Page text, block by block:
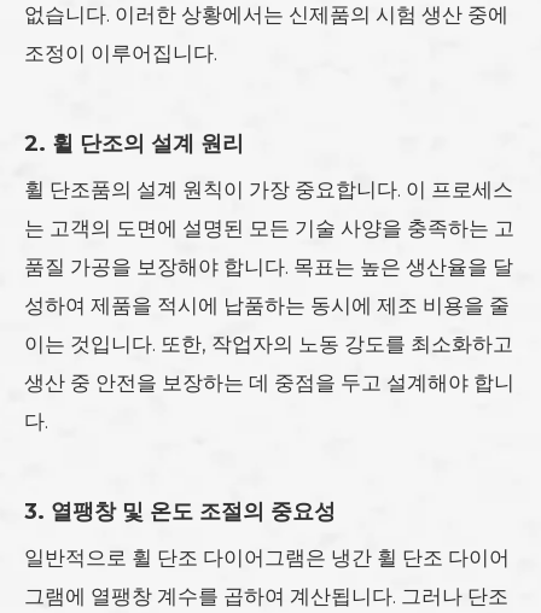
없습니다. 이러한 상황에서는 신제품의 시험 생산 중에
조정이 이루어집니다.
2. 휠 단조의 설계 원리
휠 단조품의 설계 원칙이 가장 중요합니다. 이 프로세스
는 고객의 도면에 설명된 모든 기술 사양을 충족하는 고
품질 가공을 보장해야 합니다. 목표는 높은 생산율을 달
성하여 제품을 적시에 납품하는 동시에 제조 비용을 줄
이는 것입니다. 또한, 작업자의 노동 강도를 최소화하고
생산 중 안전을 보장하는 데 중점을 두고 설계해야 합니
다.
3. 열팽창 및 온도 조절의 중요성
일반적으로 휠 단조 다이어그램은 냉간 휠 단조 다이어
그램에 열팽창 계수를 곱하여 계산됩니다. 그러나 단조